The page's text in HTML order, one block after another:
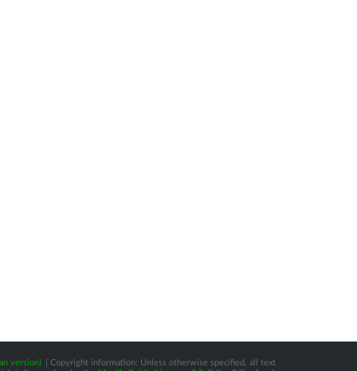
version)
| Copyright information: Unless otherwise specified, all text